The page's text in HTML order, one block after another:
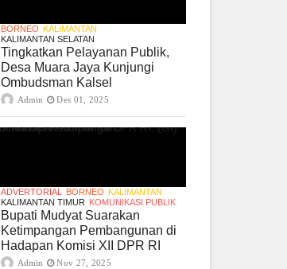
BORNEO KALIMANTAN
KALIMANTAN SELATAN
Tingkatkan Pelayanan Publik,
Desa Muara Jaya Kunjungi
Ombudsman Kalsel
Admin Des 01, 2025
ADVERTORIAL BORNEO KALIMANTAN
KALIMANTAN TIMUR KOMUNIKASI PUBLIK
Bupati Mudyat Suarakan
Ketimpangan Pembangunan di
Hadapan Komisi XII DPR RI
Admin Nov 27, 2025